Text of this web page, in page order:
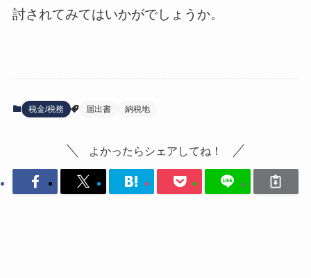
討されてみてはいかがでしょうか。
税金/税務 届出書 納税地
よかったらシェアしてね！